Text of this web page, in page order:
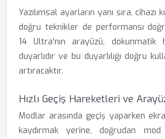
Yazılımsal ayarların yanı sıra, cihazı
doğru teknikler de performansı
14 Ultra'nın arayüzü, dokunmatik
duyarlıdır ve bu duyarlılığı doğru
artıracaktır.
Hızlı Geçiş Hareketleri ve
Modlar arasında geçiş yaparken
kaydırmak yerine, doğrudan